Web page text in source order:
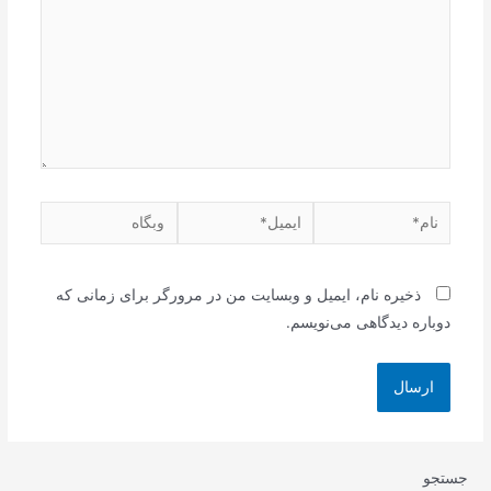
نام* ایمیل* وبگاه
ذخیره نام، ایمیل و وبسایت من در مرورگر برای زمانی که
دوباره دیدگاهی می‌نویسم.
جستجو